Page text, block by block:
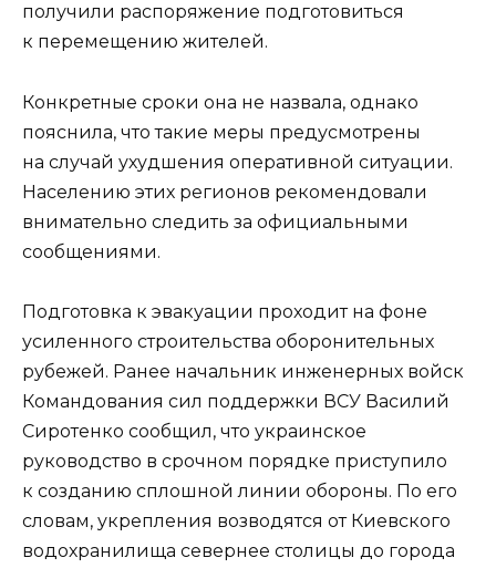
получили распоряжение подготовиться
к перемещению жителей.
Конкретные сроки она не назвала, однако
пояснила, что такие меры предусмотрены
на случай ухудшения оперативной ситуации.
Населению этих регионов рекомендовали
внимательно следить за официальными
сообщениями.
Подготовка к эвакуации проходит на фоне
усиленного строительства оборонительных
рубежей. Ранее начальник инженерных войск
Командования сил поддержки ВСУ Василий
Сиротенко сообщил, что украинское
руководство в срочном порядке приступило
к созданию сплошной линии обороны. По его
словам, укрепления возводятся от Киевского
водохранилища севернее столицы до города